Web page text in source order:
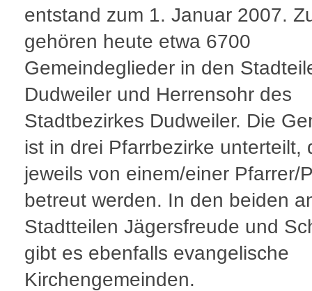
entstand zum 1. Januar 2007.
gehören heute etwa 6700
Gemeindeglieder in den
Dudweiler und Herrensohr des
Stadtbezirkes Dudweiler. Die
ist in drei Pfarrbezirke unterteilt,
jeweils von einem/einer Pfarrer/
betreut werden. In den beiden
Stadtteilen Jägersfreude und
gibt es ebenfalls evangelische
Kirchengemeinden.